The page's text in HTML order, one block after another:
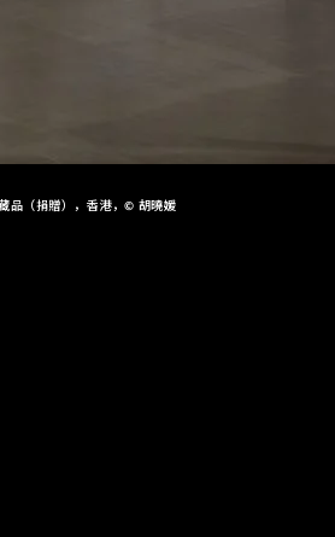
品（捐贈），香港，© 胡曉媛